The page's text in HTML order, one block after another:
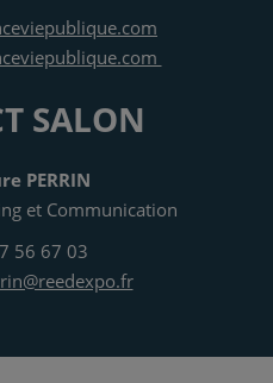
SALON
PERRIN
et Communication
56 67 03